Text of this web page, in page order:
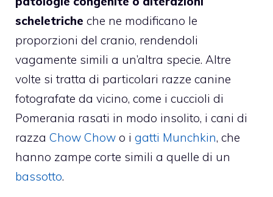
scheletriche che ne modificano le
proporzioni del cranio, rendendoli
vagamente simili a un’altra specie. Altre
volte si tratta di particolari razze canine
fotografate da vicino, come i cuccioli di
Pomerania rasati in modo insolito, i cani di
razza Chow Chow o i gatti Munchkin, che
hanno zampe corte simili a quelle di un
bassotto.